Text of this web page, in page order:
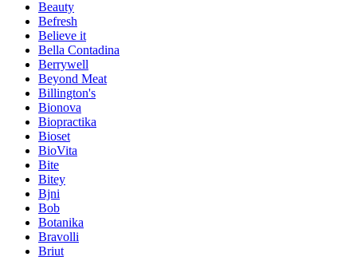
Beauty
Befresh
Believe it
Bella Contadina
Berrywell
Beyond Meat
Billington's
Bionova
Biopractika
Bioset
BioVita
Bite
Bitey
Bjni
Bob
Botanika
Bravolli
Briut